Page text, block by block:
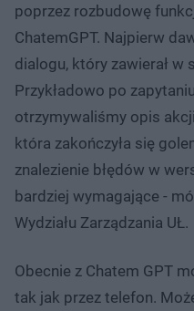
poprzez rozbudowę
ChatemGPT. Najpierw
dialogu, który zawierał w
Przykładowo po
otrzymywaliśmy opis
która zakończyła się
znalezienie błędów w
bardziej wymagające -
Wydziału Zarządzania UŁ.
Obecnie z Chatem GPT
tak jak przez telefon.